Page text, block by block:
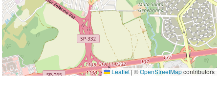
Leaflet | ©OpenStreetMapcontributors